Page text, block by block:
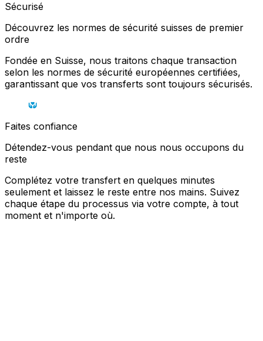
Sécurisé
Découvrez les normes de sécurité suisses de premier
ordre
Fondée en Suisse, nous traitons chaque transaction
selon les normes de sécurité européennes certifiées,
garantissant que vos transferts sont toujours sécurisés.
Faites confiance
Détendez-vous pendant que nous nous occupons du
reste
Complétez votre transfert en quelques minutes
seulement et laissez le reste entre nos mains. Suivez
chaque étape du processus via votre compte, à tout
moment et n'importe où.